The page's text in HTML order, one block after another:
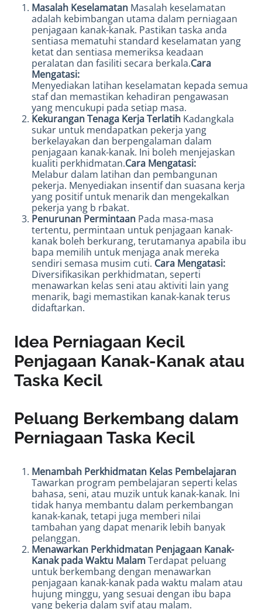
Masalah Keselamatan Masalah keselamatan
adalah kebimbangan utama dalam perniagaan
penjagaan kanak-kanak. Pastikan taska anda
sentiasa mematuhi standard keselamatan yang
ketat dan sentiasa memeriksa keadaan
peralatan dan fasiliti secara berkala.Cara
Mengatasi:
Menyediakan latihan keselamatan kepada semua
staf dan memastikan kehadiran pengawasan
yang mencukupi pada setiap masa.
Kekurangan Tenaga Kerja Terlatih Kadangkala
sukar untuk mendapatkan pekerja yang
berkelayakan dan berpengalaman dalam
penjagaan kanak-kanak. Ini boleh menjejaskan
kualiti perkhidmatan.Cara Mengatasi:
Melabur dalam latihan dan pembangunan
pekerja. Menyediakan insentif dan suasana kerja
yang positif untuk menarik dan mengekalkan
pekerja yang b rbakat.
Penurunan Permintaan Pada masa-masa
tertentu, permintaan untuk penjagaan kanak-
kanak boleh berkurang, terutamanya apabila ibu
bapa memilih untuk menjaga anak mereka
sendiri semasa musim cuti. Cara Mengatasi:
Diversifikasikan perkhidmatan, seperti
menawarkan kelas seni atau aktiviti lain yang
menarik, bagi memastikan kanak-kanak terus
didaftarkan.
Idea Perniagaan Kecil
Penjagaan Kanak-Kanak atau
Taska Kecil
Peluang Berkembang dalam
Perniagaan Taska Kecil
Menambah Perkhidmatan Kelas Pembelajaran
Tawarkan program pembelajaran seperti kelas
bahasa, seni, atau muzik untuk kanak-kanak. Ini
tidak hanya membantu dalam perkembangan
kanak-kanak, tetapi juga memberi nilai
tambahan yang dapat menarik lebih banyak
pelanggan.
Menawarkan Perkhidmatan Penjagaan Kanak-
Kanak pada Waktu MalamTerdapat peluang
untuk berkembang dengan menawarkan
penjagaan kanak-kanak pada waktu malam atau
hujung minggu, yang sesuai dengan ibu bapa
yang bekerja dalam syif atau malam.